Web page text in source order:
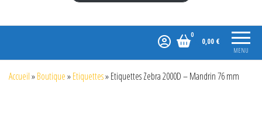
MENU
0
0,00 €
Accueil»Boutique»Etiquettes»Etiquettes Zebra 2000D – Mandrin 76 mm